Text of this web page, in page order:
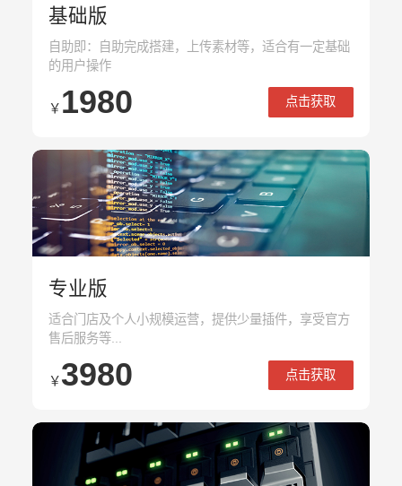
基础版
自助即：自助完成搭建，上传素材等，适合有一定基础
的用户操作
￥ 1980 点击获取
专业版
适合门店及个人小规模运营，提供少量插件，享受官方
售后服务等...
￥3980 点击获取